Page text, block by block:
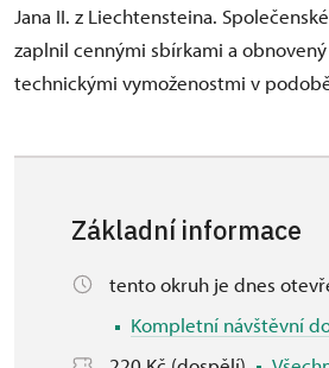
Jana II. z Liechtensteina.
zaplnil cennými sbírkami a
technickými vymoženostmi v
Základní informace
tento okruh je dnes
Kompletní návštěvní